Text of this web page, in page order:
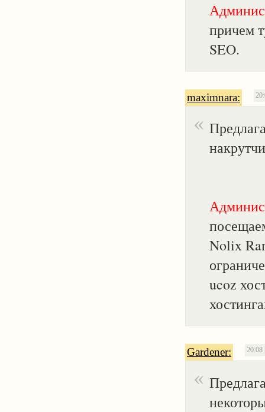
причем
SEO.
maximnara:
Nolix
ucoz
Gardener: 20:08